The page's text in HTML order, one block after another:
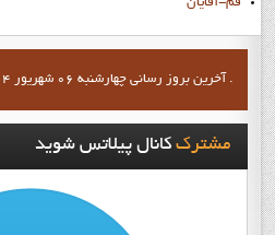
قم-آقايان
آخرين بروز رساني چهارشنبه 06 شهریور 1404 3:40:59 ب ظ .
مشترککانال پيلاتس شويد